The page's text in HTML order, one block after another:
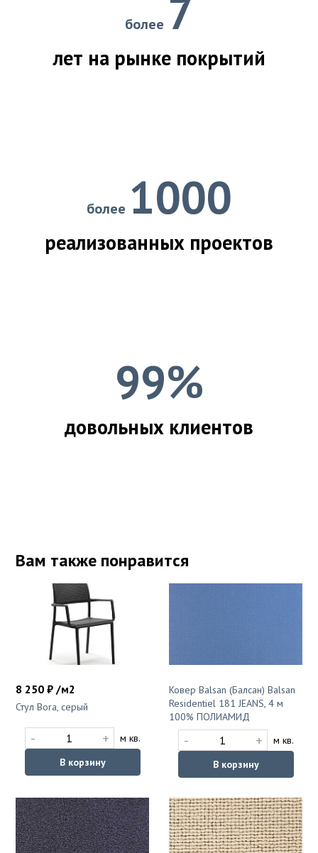
более 7
лет на рынке покрытий
более 1000
реализованных проектов
99%
довольных клиентов
Вам также понравится
8 250 ₽ /м2
Стул Bora, серый
- +
м кв.
В корзину
Ковер Balsan (Балсан) Balsan
Residentiel 181 JEANS, 4 м
100% ПОЛИАМИД
- +
м кв.
В корзину